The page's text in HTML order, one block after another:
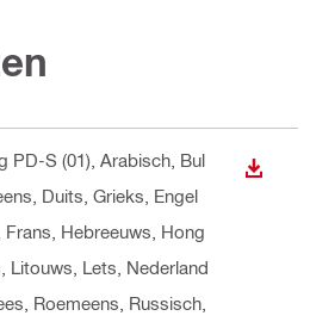
PD-S (01) , Arabisch, Bul
Duits, Grieks, Engel
Hebreeuws, Hong
Litouws, Lets, Nederland
Roemeens, Russisch,